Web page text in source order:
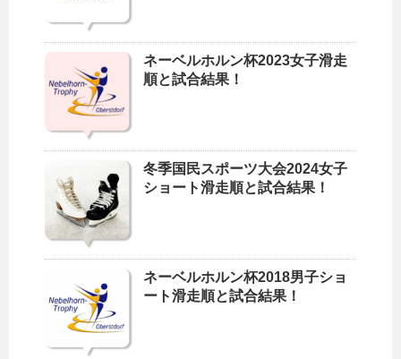
ネーベルホルン杯2023女子滑走
順と試合結果！
冬季国民スポーツ大会2024女子
ショート滑走順と試合結果！
ネーベルホルン杯2018男子ショ
ート滑走順と試合結果！